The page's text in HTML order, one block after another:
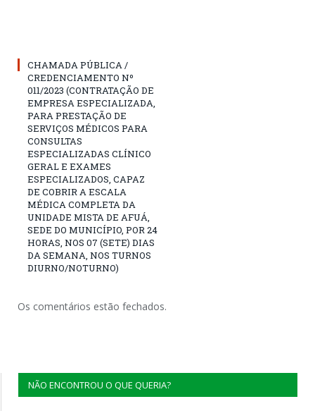
CHAMADA PÚBLICA /
CREDENCIAMENTO Nº
011/2023 (CONTRATAÇÃO DE
EMPRESA ESPECIALIZADA,
PARA PRESTAÇÃO DE
SERVIÇOS MÉDICOS PARA
CONSULTAS
ESPECIALIZADAS CLÍNICO
GERAL E EXAMES
ESPECIALIZADOS, CAPAZ
DE COBRIR A ESCALA
MÉDICA COMPLETA DA
UNIDADE MISTA DE AFUÁ,
SEDE DO MUNICÍPIO, POR 24
HORAS, NOS 07 (SETE) DIAS
DA SEMANA, NOS TURNOS
DIURNO/NOTURNO)
Os comentários estão fechados.
NÃO ENCONTROU O QUE QUERIA?